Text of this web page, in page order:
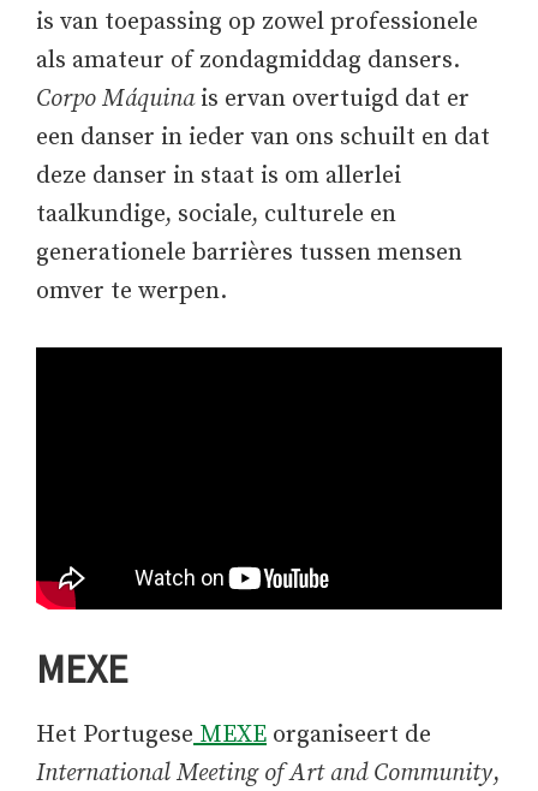
is van toepassing op zowel professionele
als amateur of zondagmiddag dansers.
Corpo Máquinais ervan overtuigd dat er
een danser in ieder van ons schuilt en dat
deze danser in staat is om allerlei
taalkundige, sociale, culturele en
generationele barrières tussen mensen
omver te werpen.
MEXE
Het Portugese MEXE organiseert de
International Meeting of Art and Community,